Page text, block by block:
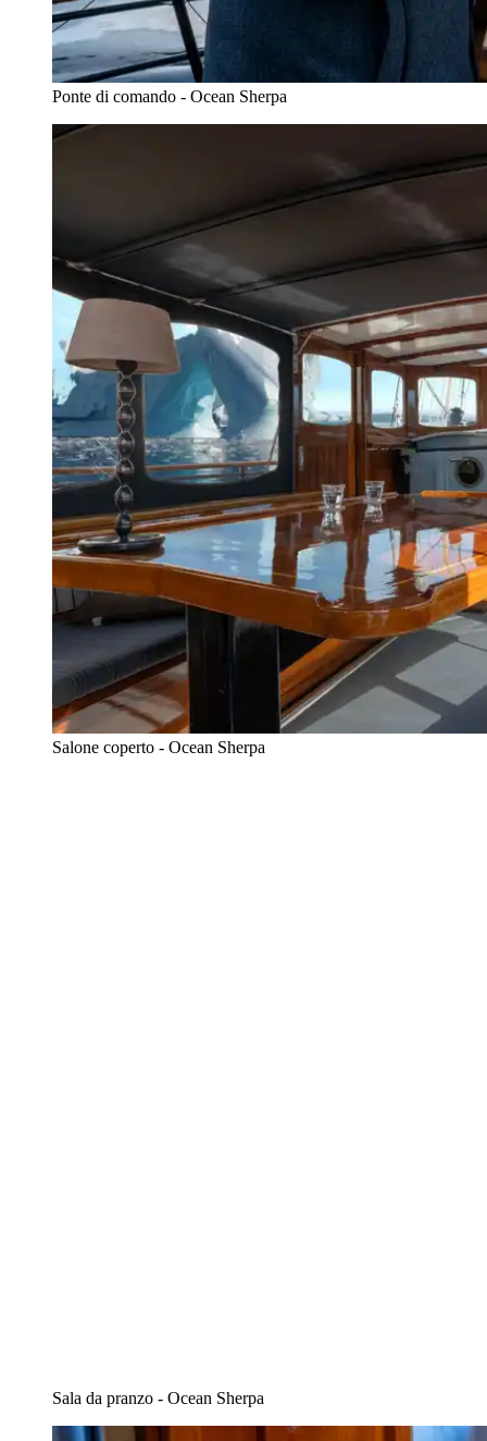
Ponte di comando - Ocean Sherpa
Salone coperto - Ocean Sherpa
Sala da pranzo - Ocean Sherpa